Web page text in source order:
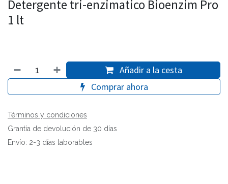
Detergente tri-enzimatico Bioenzim Pro
1 lt
Añadir a la cesta
Comprar ahora
Términos y condiciones
Grantía de devolución de 30 días
Envío: 2-3 días laborables